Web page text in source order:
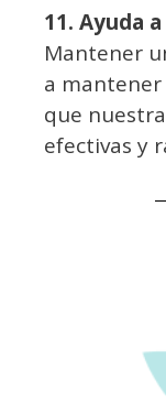
11. Ayuda
Mantener
a
que
efectivas y